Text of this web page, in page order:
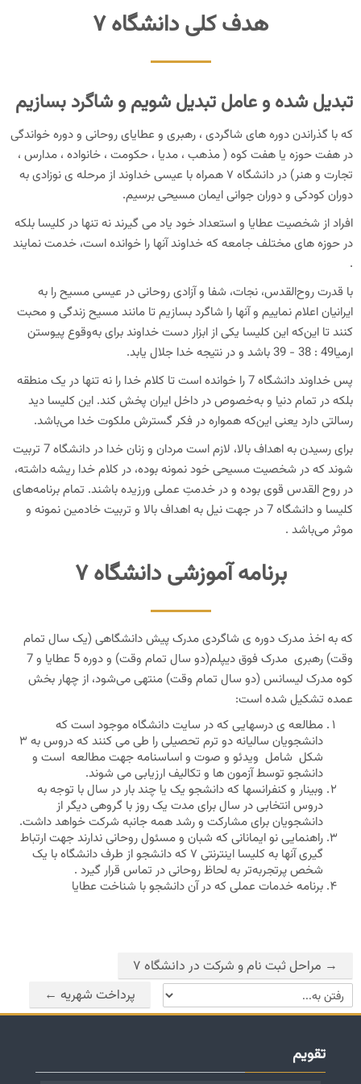
وبلاگ
حمایت مالی و اسپانسری
هدف كلی دانشگاه ۷
تبدیل شده و عامل تبدیل شویم و شاگرد بسازیم
که با گذراندن دوره های شاگردی ، رهبری و عطایای روحانی و دوره خواندگی
در هفت حوزه یا هفت کوه ( مذهب ، مدیا ، حکومت ، خانواده ، مدارس ،
تجارت و هنر) در دانشگاه ۷ همراه با عیسی خداوند از مرحله ی نوزادی به
دوران کودکی و دوران جوانی ایمان مسیحی برسیم.
افراد از شخصیت عطایا و استعداد خود یاد می گیرند نه تنها در کلیسا بلکه
در حوزه های مختلف جامعه که خداوند آنها را خوانده است، خدمت نمایند
.
با قدرت روح‌القدس، نجات، شفا و آزادى روحانى در عيسى مسيح را به
ايرانيان اعلام نماييم و آنها را شاگرد بسازيم تا مانند مسيح زندگى و محبت
كنند تا اين‌كه اين كليسا يكى از ابزار دست خداوند براى به‌وقوع پيوستن
ارميا49 : 38 - 39 باشد و در نتيجه خدا جلال يابد.
پس خداوند دانشگاه 7 را خوانده است تا کلام خدا را نه تنها در یک منطقه
بلكه در تمام دنيا و به‌خصوص در داخل ايران پخش كند. اين كليسا ديد
رسالتى دارد يعنى اين‌كه همواره در فكر گسترش ملكوت خدا مى‌باشد.
براى رسيدن به اهداف باﻻ، ﻻزم است مردان و زنان خدا در دانشگاه 7 تربيت
شوند كه در شخصيت مسيحى خود نمونه بوده، در کلام خدا ريشه داشته،
در روح القدس قوى بوده و در خدمتِ عملی ورزيده باشند. تمام برنامه‌هاى
كليسا و دانشگاه 7 در جهت نيل به اهداف باﻻ و تربيت خادمين نمونه و
موثر می‌باشد .
برنامه آموزشی دانشگاه ۷
که به اخذ مدرک دوره ی شاگردی مدرک پیش دانشگاهی (یک سال تمام
وقت) رهبری مدرک فوق دیپلم(دو سال تمام وقت) و دوره 5 عطایا و 7
کوه مدرک لیسانس (دو سال تمام وقت) منتهی می‌شود، از چهار بخش
عمده تشکیل شده است:
مطالعه ی درسهایی که در سایت دانشگاه موجود است که
دانشجویان سالیانه دو ترم تحصیلی را طی می کنند که دروس به ۳
شکل شامل ویدئو و صوت و اساسنامه‌ جهت مطالعه است و
دانشجو توسط آزمون ها و تکالیف ارزیابی می شوند.
وبینار و کنفرانسها که دانشجو یک یا چند بار در سال با توجه به
دروس انتخابی در سال برای مدت یک روز با گروهی دیگر از
دانشجویان برای مشارکت و رشد همه جانبه شرکت خواهد داشت.
راهنمایی نو ایمانانی که شبان و مسئول روحانی ندارند جهت ارتباط
گیری آنها به کلیسا اینترنتی ۷ که دانشجو از طرف دانشگاه با یک
شخص پرتجربه‌تر به لحاظ روحانی در تماس قرار گیرد .
برنامه خدمات عملی که در آن دانشجو با شناخت عطایا
→ مراحل ثبت نام و شرکت در دانشگاه ۷
رفتن به... پرداخت شهریه ←
تقویم